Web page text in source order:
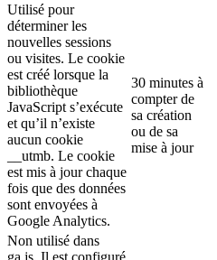
Utilisé pour
déterminer les
nouvelles sessions
ou visites. Le cookie
est créé lorsque la
bibliothèque
JavaScript s’exécute
et qu’il n’existe
aucun cookie
__utmb. Le cookie
est mis à jour chaque
fois que des données
sont envoyées à
Google Analytics.
30 minutes à
compter de
sa création
ou de sa
mise à jour
Non utilisé dans
ga.js. Il est configuré